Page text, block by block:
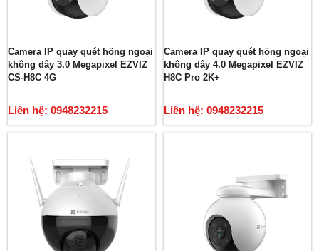
Camera IP quay quét hồng ngoại
không dây 3.0 Megapixel EZVIZ
CS-H8C 4G
Liên hệ: 0948232215
Camera IP quay quét hồng ngoại
không dây 4.0 Megapixel EZVIZ
H8C Pro 2K+
Liên hệ: 0948232215